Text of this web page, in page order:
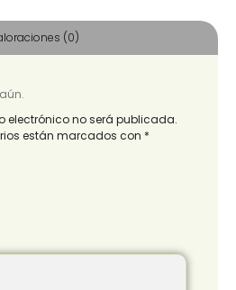
(0)
electrónico no será publicada.
están marcados con *